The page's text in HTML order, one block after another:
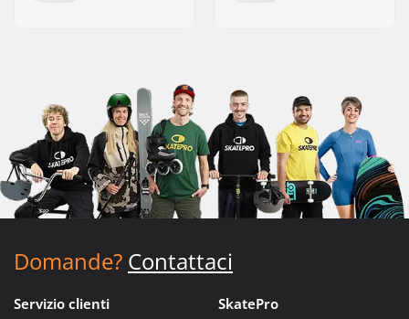
Domande? Contattaci
Servizio clienti SkatePro